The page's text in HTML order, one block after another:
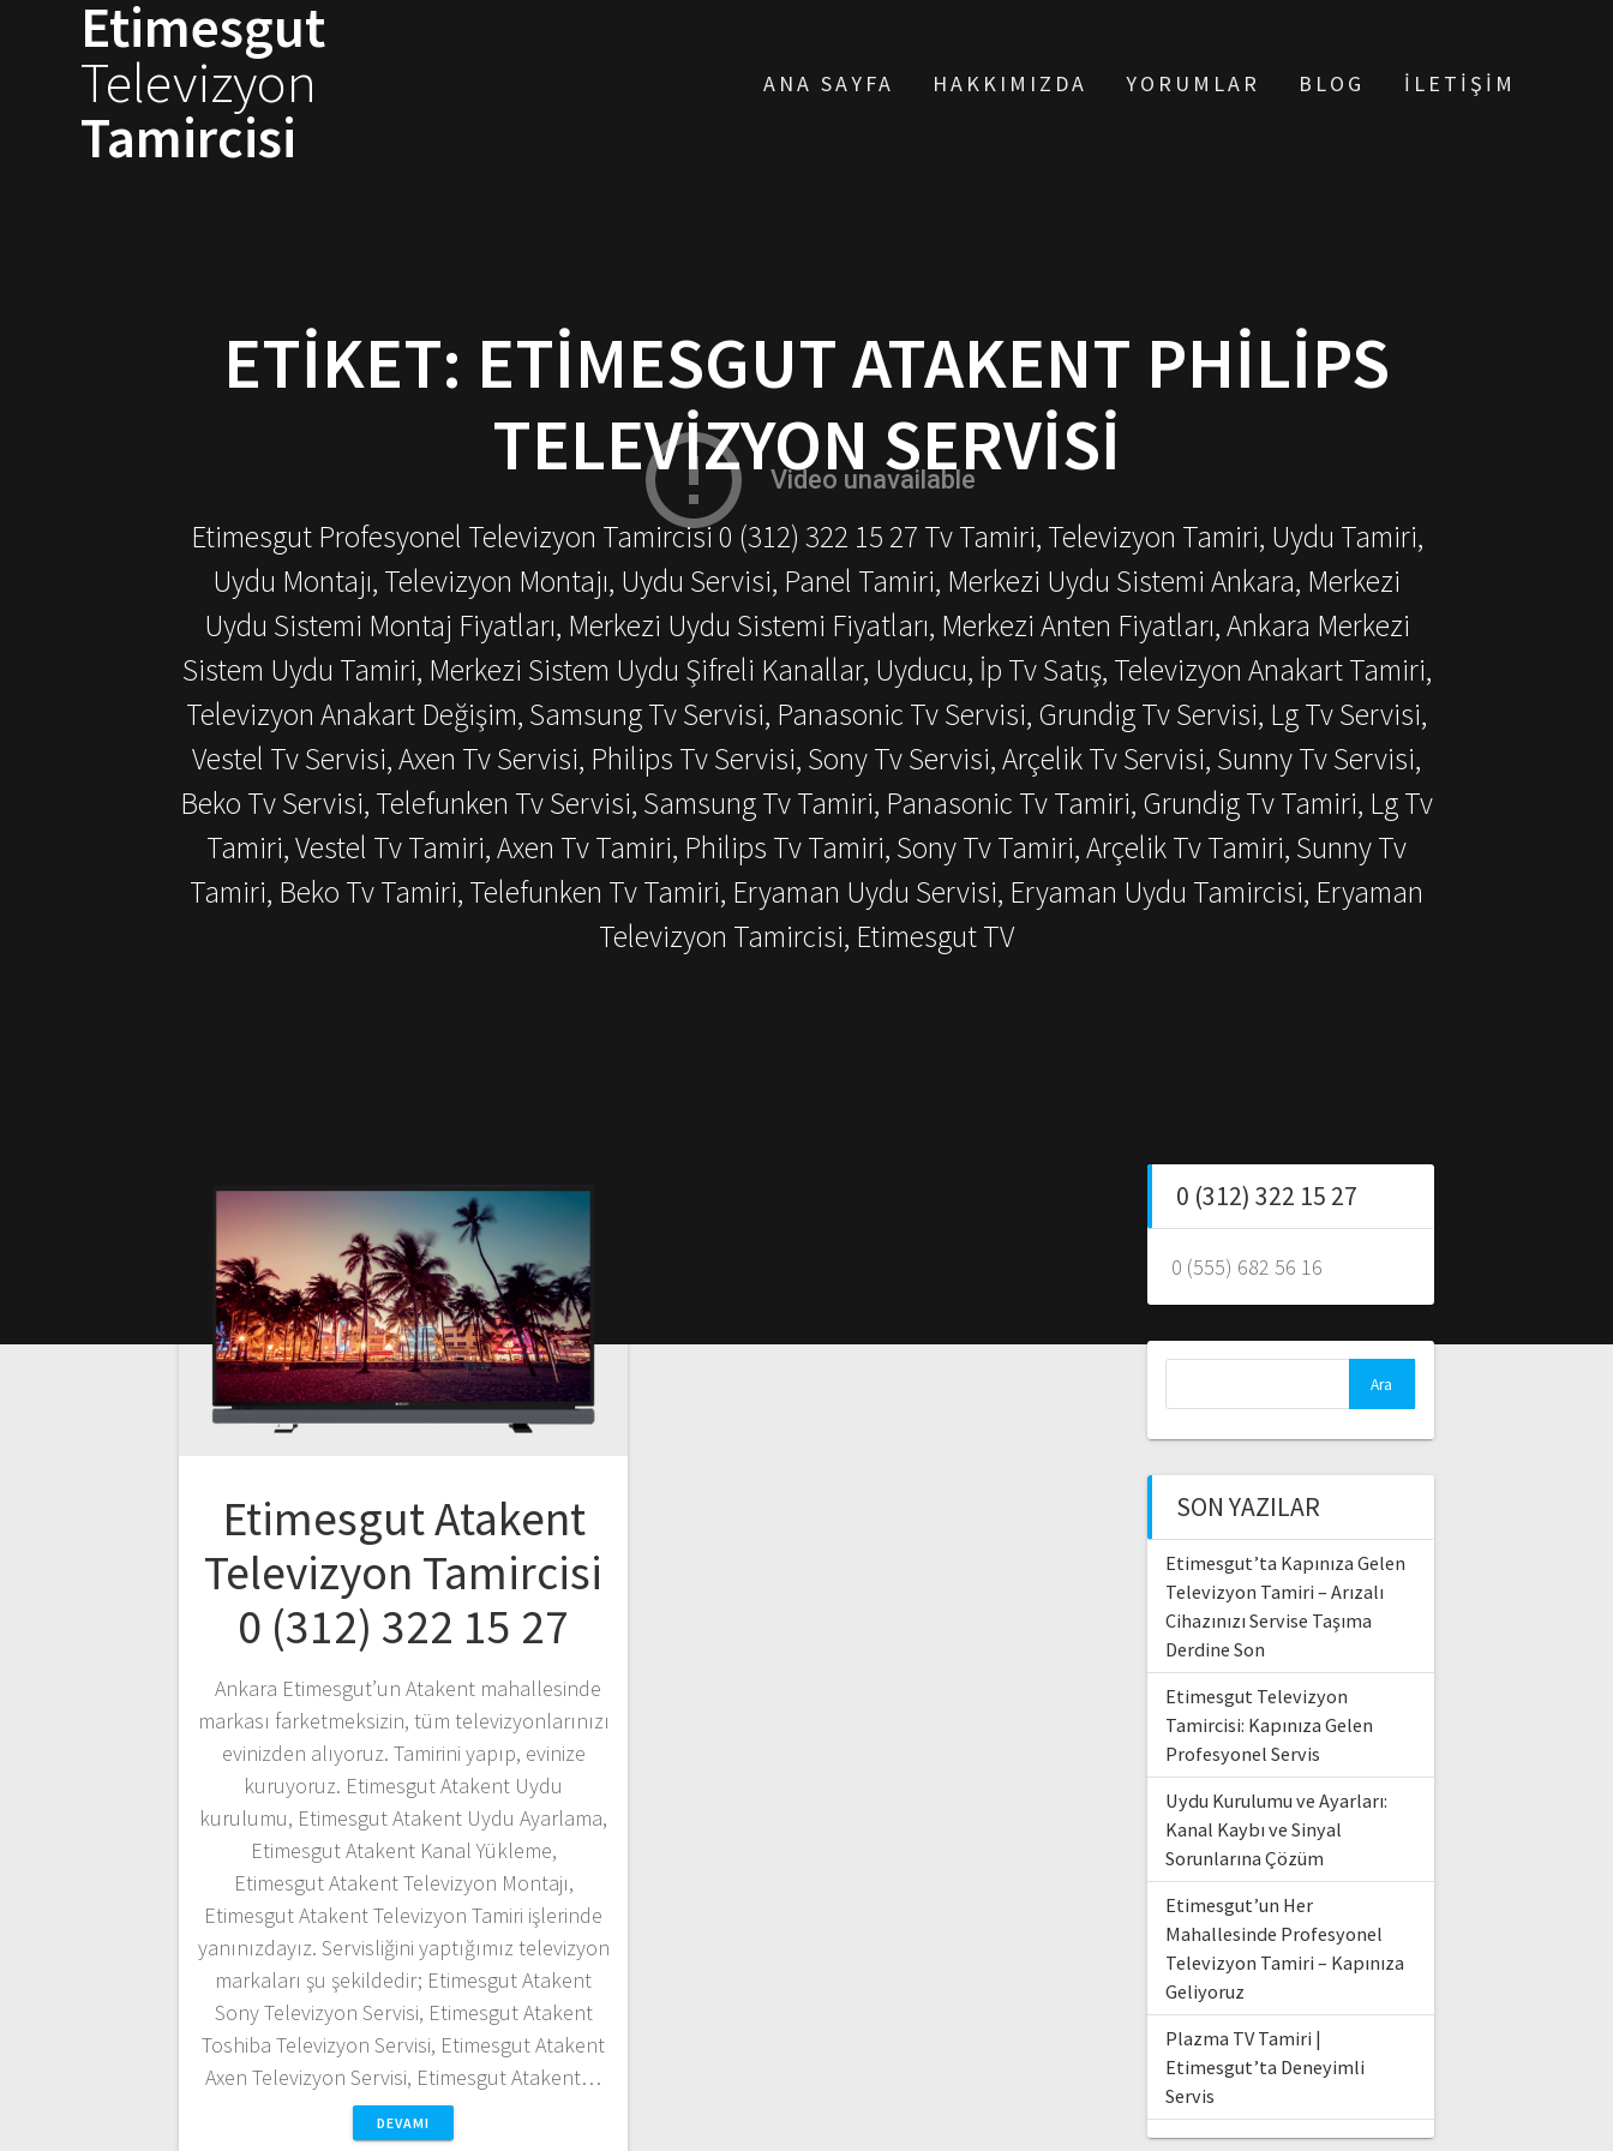
Etimesgut
Televizyon
Tamircisi
ANA SAYFA HAKKIMIZDA YORUMLAR BLOG İLETIŞIM
ETIKET: ETIMESGUT ATAKENT PHILIPS
TELEVIZYON SERVISI
Etimesgut Profesyonel Televizyon Tamircisi 0 (312) 322 15 27 Tv Tamiri, Televizyon Tamiri, Uydu Tamiri,
Uydu Montajı, Televizyon Montajı, Uydu Servisi, Panel Tamiri, Merkezi Uydu Sistemi Ankara, Merkezi
Uydu Sistemi Montaj Fiyatları, Merkezi Uydu Sistemi Fiyatları, Merkezi Anten Fiyatları, Ankara Merkezi
Sistem Uydu Tamiri, Merkezi Sistem Uydu Şifreli Kanallar, Uyducu, İp Tv Satış, Televizyon Anakart Tamiri,
Televizyon Anakart Değişim, Samsung Tv Servisi, Panasonic Tv Servisi, Grundig Tv Servisi, Lg Tv Servisi,
Vestel Tv Servisi, Axen Tv Servisi, Philips Tv Servisi, Sony Tv Servisi, Arçelik Tv Servisi, Sunny Tv Servisi,
Beko Tv Servisi, Telefunken Tv Servisi, Samsung Tv Tamiri, Panasonic Tv Tamiri, Grundig Tv Tamiri, Lg Tv
Tamiri, Vestel Tv Tamiri, Axen Tv Tamiri, Philips Tv Tamiri, Sony Tv Tamiri, Arçelik Tv Tamiri, Sunny Tv
Tamiri, Beko Tv Tamiri, Telefunken Tv Tamiri, Eryaman Uydu Servisi, Eryaman Uydu Tamircisi, Eryaman
Televizyon Tamircisi, Etimesgut TV
Etimesgut Atakent
Televizyon Tamircisi
0 (312) 322 15 27
Ankara Etimesgut’un Atakent mahallesinde
markası farketmeksizin, tüm televizyonlarınızı
evinizden alıyoruz. Tamirini yapıp, evinize
kuruyoruz. Etimesgut Atakent Uydu
kurulumu, Etimesgut Atakent Uydu Ayarlama,
Etimesgut Atakent Kanal Yükleme,
Etimesgut Atakent Televizyon Montajı,
Etimesgut Atakent Televizyon Tamiri işlerinde
yanınızdayız. Servisliğini yaptığımız televizyon
markaları şu şekildedir; Etimesgut Atakent
Sony Televizyon Servisi, Etimesgut Atakent
Toshiba Televizyon Servisi, Etimesgut Atakent
Axen Televizyon Servisi, Etimesgut Atakent…
DEVAMI
0 (312) 322 15 27
0 (555) 682 56 16
SON YAZILAR
Etimesgut’ta Kapınıza Gelen
Televizyon Tamiri – Arızalı
Cihazınızı Servise Taşıma
Derdine Son
Etimesgut Televizyon
Tamircisi: Kapınıza Gelen
Profesyonel Servis
Uydu Kurulumu ve Ayarları:
Kanal Kaybı ve Sinyal
Sorunlarına Çözüm
Etimesgut’un Her
Mahallesinde Profesyonel
Televizyon Tamiri – Kapınıza
Geliyoruz
Plazma TV Tamiri |
Etimesgut’ta Deneyimli
Servis